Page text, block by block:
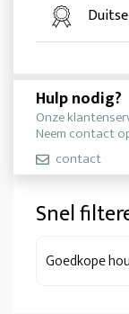
Hulp nodig?
Onze
Neem contact
contact
Snel
Goedkope